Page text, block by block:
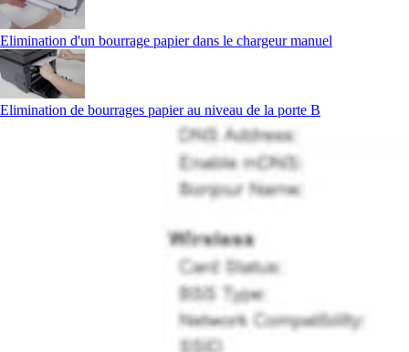
Elimination d'un bourrage papier dans le chargeur manuel
Elimination de bourrages papier au niveau de la porte B